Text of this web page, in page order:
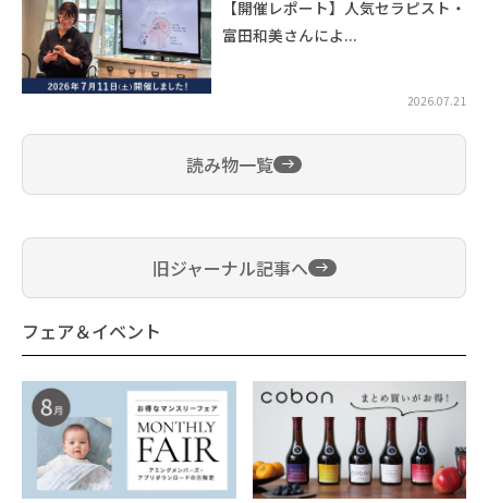
2026.07.21
【開催レポート】人気セラピスト・
富田和美さんによ...
読み物一覧
旧ジャーナル記事へ
フェア＆イベント